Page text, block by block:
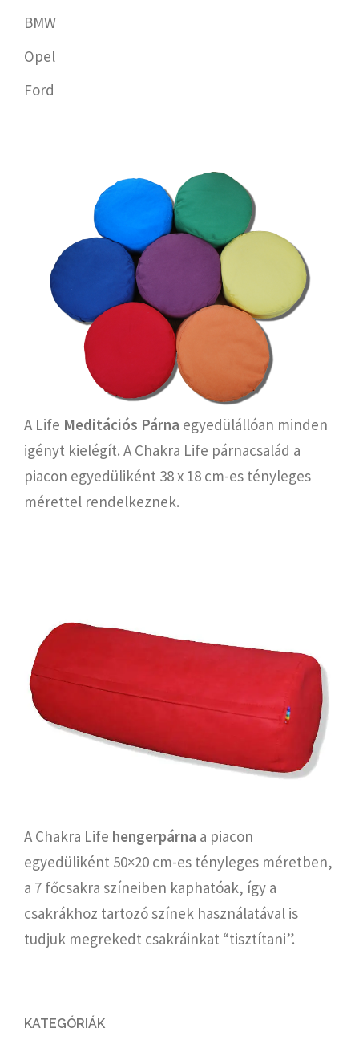
BMW
Opel
Ford
A Life Meditációs Párna egyedülállóan minden
igényt kielégít. A Chakra Life párnacsalád a
piacon egyedüliként 38 x 18 cm-es tényleges
mérettel rendelkeznek.
A Chakra Life hengerpárna a piacon
egyedüliként 50×20 cm-es tényleges méretben,
a 7 főcsakra színeiben kaphatóak, így a
csakrákhoz tartozó színek használatával is
tudjuk megrekedt csakráinkat “tisztítani”.
KATEGÓRIÁK